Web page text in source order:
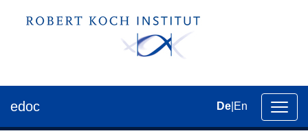
edoc De En